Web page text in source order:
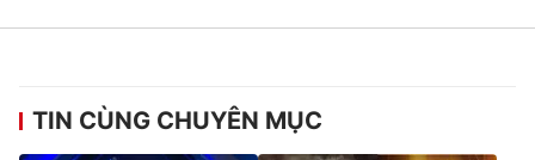
TIN CÙNG CHUYÊN MỤC